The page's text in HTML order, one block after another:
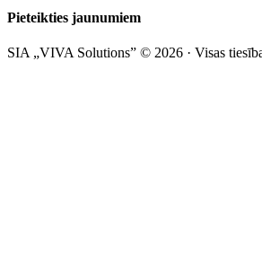
Pieteikties jaunumiem
SIA „VIVA Solutions” © 2026 · Visas